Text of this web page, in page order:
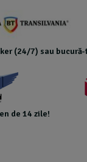
(24/7) sau
de 14 zile!